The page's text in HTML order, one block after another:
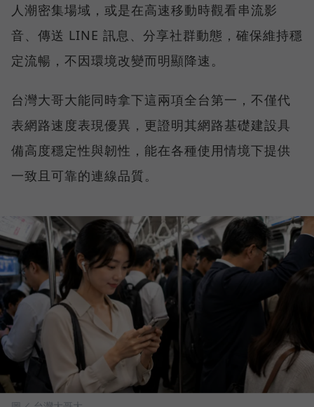
人潮密集場域，或是在高速移動時觀看串流影
音、傳送 LINE 訊息、分享社群動態，確保維持穩
定流暢，不因環境改變而明顯降速。
台灣大哥大能同時拿下這兩項全台第一，不僅代
表網路速度表現優異，更證明其網路基礎建設具
備高度穩定性與韌性，能在各種使用情境下提供
一致且可靠的連線品質。